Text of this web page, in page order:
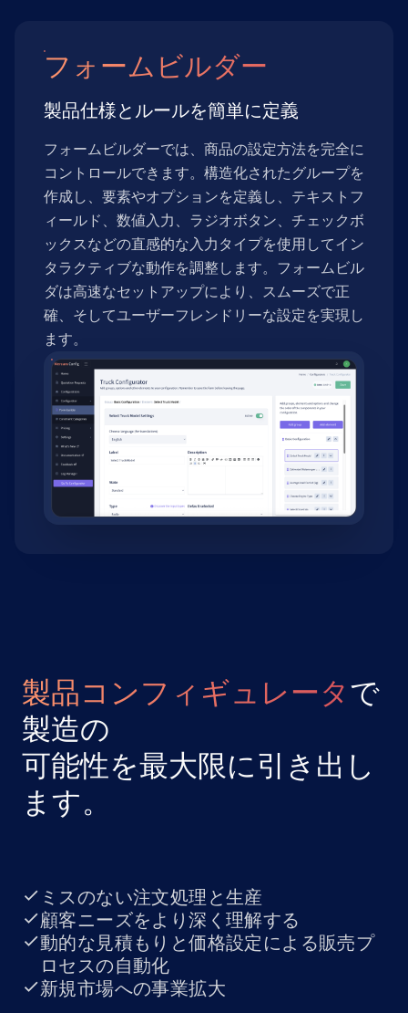
フォームビルダー
製品仕様とルールを簡単に定義
フォームビルダーでは、商品の設定方法を完全に
コントロールできます。構造化されたグループを
作成し、要素やオプションを定義し、テキストフ
ィールド、数値入力、ラジオボタン、チェックボ
ックスなどの直感的な入力タイプを使用してイン
タラクティブな動作を調整します。フォームビル
ダは高速なセットアップにより、スムーズで正
確、そしてユーザーフレンドリーな設定を実現し
ます。
製品コンフィギュレータで
製造の
可能性を最大限に引き出し
ます。
ミスのない注文処理と生産
顧客ニーズをより深く理解する
動的な見積もりと価格設定による販売プ
ロセスの自動化
新規市場への事業拡大